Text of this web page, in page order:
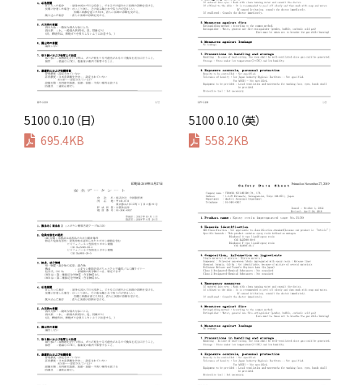
400番台 4000番台
500番台 5000番台
600番台 6000番台
700番台 7000番台
800番台 8000番台
900番台 9000番台
5100 0.10（日）
695.4KB
5100 0.10（英）
558.2KB